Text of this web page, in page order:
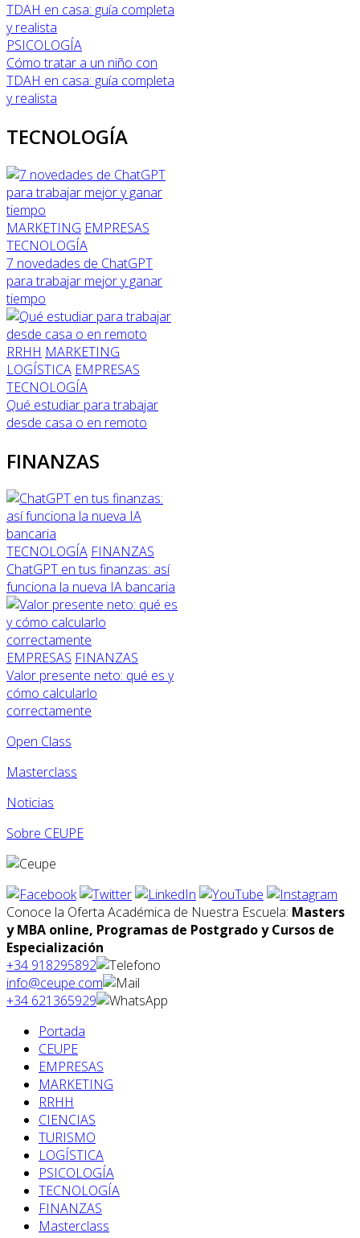
PSICOLOGÍA
Cómo tratar a un niño con
TDAH en casa: guía completa
y realista
TECNOLOGÍA
MARKETING EMPRESAS
TECNOLOGÍA
7 novedades de ChatGPT
para trabajar mejor y ganar
tiempo
RRHH MARKETING
LOGÍSTICA EMPRESAS
TECNOLOGÍA
Qué estudiar para trabajar
desde casa o en remoto
FINANZAS
TECNOLOGÍA FINANZAS
ChatGPT en tus finanzas: así
funciona la nueva IA bancaria
EMPRESAS FINANZAS
Valor presente neto: qué es y
cómo calcularlo
correctamente
Open Class
Masterclass
Noticias
Sobre CEUPE
Conoce la Oferta Académica de Nuestra Escuela: Masters
y MBA online, Programas de Postgrado y Cursos de
Especialización
+34 918295892
info@ceupe.com
+34 621365929
Portada
CEUPE
EMPRESAS
MARKETING
RRHH
CIENCIAS
TURISMO
LOGÍSTICA
PSICOLOGÍA
TECNOLOGÍA
FINANZAS
Masterclass